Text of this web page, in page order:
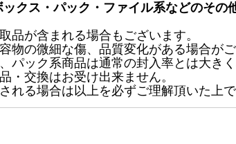
ックス・パック・ファイル系などのその
品が含まれる場合もございます。
物の微細な傷、品質変化がある場合がご
パック系商品は通常の封入率とは大き
・交換はお受け出来ません。
れる場合は以上を必ずご理解頂いた上で